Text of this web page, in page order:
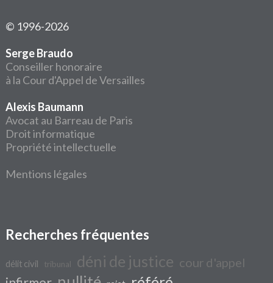
© 1996-2026
Serge Braudo
Conseiller honoraire
à la Cour d'Appel de Versailles
Alexis Baumann
Avocat au Barreau de Paris
Droit informatique
Propriété intellectuelle
Mentions légales
Recherches fréquentes
délit civil tribunal déni de justice cour d'appel